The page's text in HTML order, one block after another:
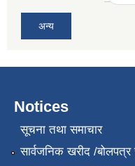
अन्य
Notices
सूचना तथा समाचार
सार्वजनिक खरीद /